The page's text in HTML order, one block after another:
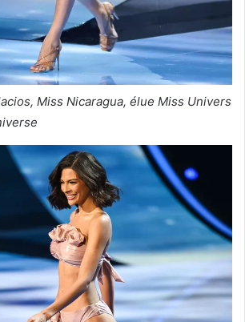
Miss Nicaragua, élue Miss Univers